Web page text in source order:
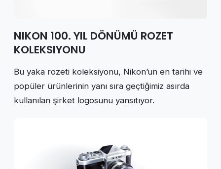
NIKON 100. YIL DÖNÜMÜ ROZET
KOLEKSIYONU
Bu yaka rozeti koleksiyonu, Nikon’un en tarihi ve
popüler ürünlerinin yanı sıra geçtiğimiz asırda
kullanılan şirket logosunu yansıtıyor.